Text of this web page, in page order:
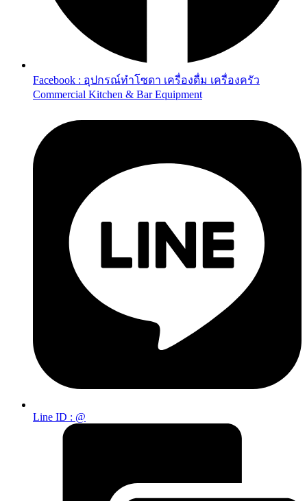
Facebook : อุปกรณ์ทำโซดา เครื่องดื่ม เครื่องครัว
Commercial Kitchen & Bar Equipment
Line ID : @